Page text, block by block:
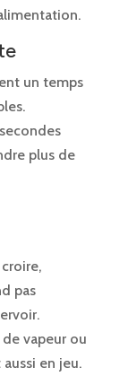
un temps
plus de
pas
vapeur ou
en jeu.